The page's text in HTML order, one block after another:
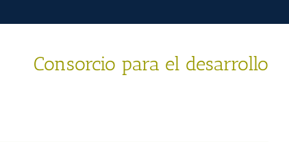
Consorcio para el desarrollo